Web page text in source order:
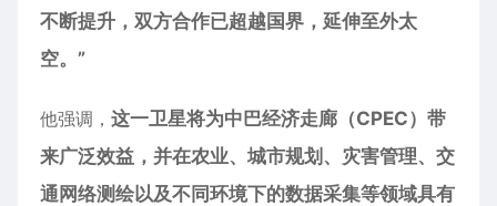
不断提升，双方合作已超越国界，延伸至外太
空。”
他强调， 这一卫星将为中巴经济走廊（CPEC）带
来广泛效益，并在农业、城市规划、灾害管理、交
通网络测绘以及不同环境下的数据采集等领域具有